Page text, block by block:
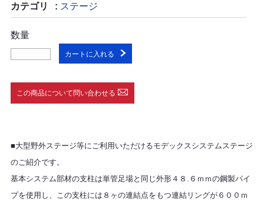
カテゴリ ステージ
数量
カートに入れる
この商品について問い合わせる
■大型野外ステージ等にご利用いただけるモデックスシステムステージ
のご紹介です。
基本システム部材の支柱は単管足場と同じ外形４８.６ｍｍの鋼製パイ
プを使用し、この支柱には８ヶの連結点をもつ連結リングが６００ｍ